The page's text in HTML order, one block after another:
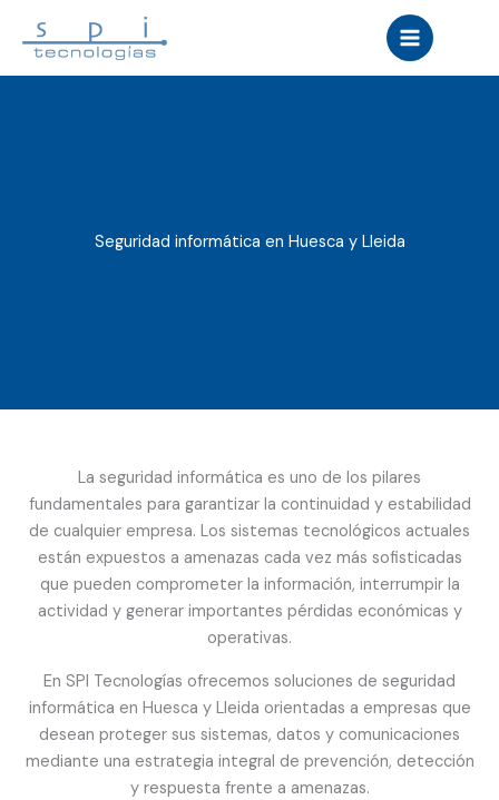
contenido
Seguridad informática en Huesca y Lleida
La seguridad informática es uno de los pilares
fundamentales para garantizar la continuidad y estabilidad
de cualquier empresa. Los sistemas tecnológicos actuales
están expuestos a amenazas cada vez más sofisticadas
que pueden comprometer la información, interrumpir la
actividad y generar importantes pérdidas económicas y
operativas.
En SPI Tecnologías ofrecemos soluciones de seguridad
informática en Huesca y Lleida orientadas a empresas que
desean proteger sus sistemas, datos y comunicaciones
mediante una estrategia integral de prevención, detección
y respuesta frente a amenazas.